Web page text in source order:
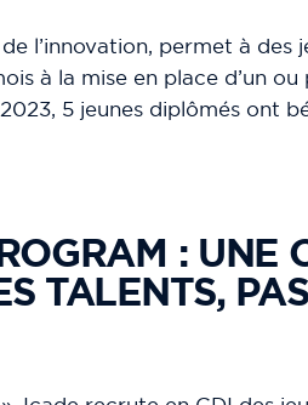
l’innovation, permet à des
à la mise en place d’un
5 jeunes diplômés ont
: UNE
TALENTS,